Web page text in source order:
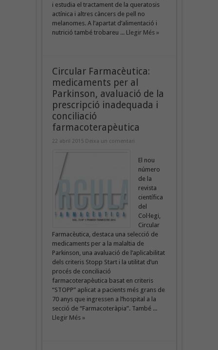
i estudia el tractament de la queratosis
actínica i altres càncers de pell no
melanomes. A l’apartat d’alimentació i
nutrició també trobareu ... Llegir Més »
Circular Farmacèutica:
medicaments per al
Parkinson, avaluació de la
prescripció inadequada i
conciliació
farmacoterapèutica
22 abril 2015 Deixa un comentari
El nou
número
de la
revista
científica
del
Col·legi,
Circular
Farmacèutica, destaca una selecció de
medicaments per a la malaltia de
Parkinson, una avaluació de l’aplicabilitat
dels criteris Stopp Start i la utilitat d’un
procés de conciliació
farmacoterapèutica basat en criteris
“STOPP” aplicat a pacients més grans de
70 anys que ingressen a l’hospital a la
secció de “Farmacoteràpia”. També ...
Llegir Més »